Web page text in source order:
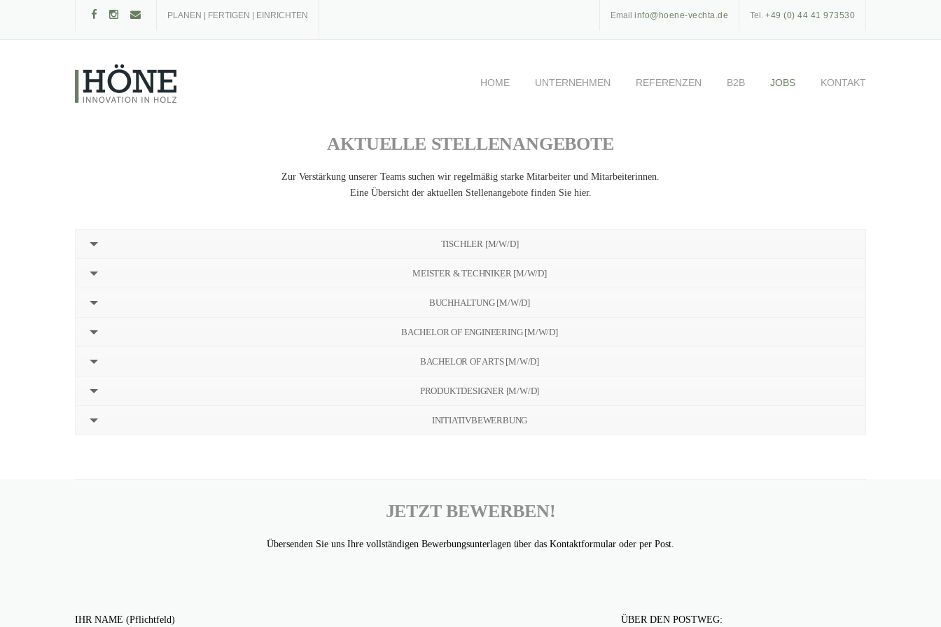
PLANEN | FERTIGEN | EINRICHTEN Tel. +49 (0) 44 41 973530
Email info@hoene-vechta.de
HOME UNTERNEHMEN REFERENZEN B2B JOBS KONTAKT
AKTUELLE STELLENANGEBOTE
Zur Verstärkung unserer Teams suchen wir regelmäßig starke Mitarbeiter und Mitarbeiterinnen.
Eine Übersicht der aktuellen Stellenangebote finden Sie hier.
TISCHLER [M/W/D]
MEISTER & TECHNIKER [M/W/D]
BUCHHALTUNG [M/W/D]
BACHELOR OF ENGINEERING [M/W/D]
BACHELOR OF ARTS [M/W/D]
PRODUKTDESIGNER [M/W/D]
INITIATIVBEWERBUNG
JETZT BEWERBEN!
Übersenden Sie uns Ihre vollständigen Bewerbungsunterlagen über das Kontaktformular oder per Post.
IHR NAME (Pflichtfeld) ÜBER DEN POSTWEG: